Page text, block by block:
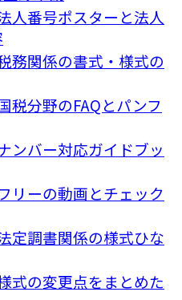
番号ポスターと法人
関係の書式・様式の
分野のFAQとパンフ
ンバー対応ガイドブッ
ーの動画とチェック
調書関係の様式ひな
の変更点をまとめた